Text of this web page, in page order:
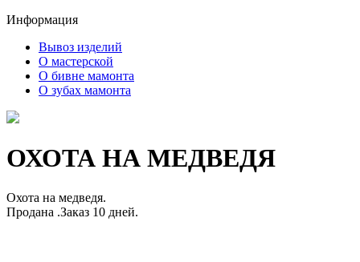
Информация
Вывоз изделий
О мастерской
О бивне мамонта
О зубах мамонта
ОХОТА НА МЕДВЕДЯ
Охота на медведя.
Продана .Заказ 10 дней.